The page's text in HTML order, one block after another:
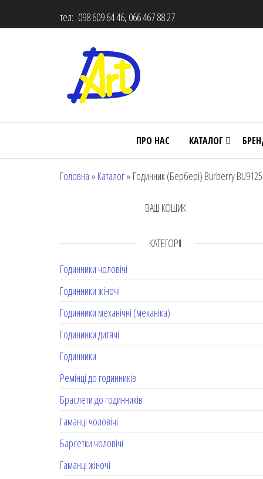
тел: 098 609 64 46, 066 467 88 27
ПРО НАС КАТАЛОГ
Головна » Каталог» Годинник (Бербері) Burberry BU9125
ВАШ КОШИК
КАТЕГОРІЇ
Годинники чоловічі
Годинники жіночі
Годинники механічні (механіка)
Годининки дитячі
Годинники
Ремінці до годинників
Браслети до годинників
Гаманці чоловічі
Барсетки чоловічі
Гаманці жіночі